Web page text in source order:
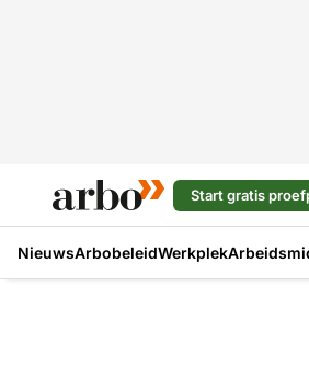
Start gratis
NieuwsArbobeleidWerkplek